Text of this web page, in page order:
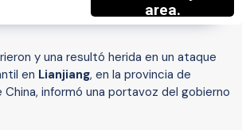
y una resultó herida en un ataque
en Lianjiang, en la provincia de
informó una portavoz del gobierno